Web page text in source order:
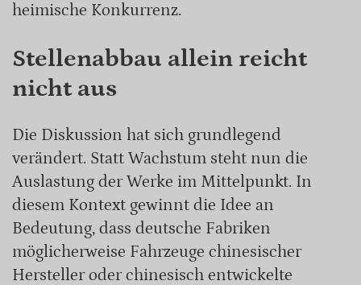
heimische Konkurrenz.
Stellenabbau allein reicht
nicht aus
Die Diskussion hat sich grundlegend
verändert. Statt Wachstum steht nun die
Auslastung der Werke im Mittelpunkt. In
diesem Kontext gewinnt die Idee an
Bedeutung, dass deutsche Fabriken
möglicherweise Fahrzeuge chinesischer
Hersteller oder chinesisch entwickelte